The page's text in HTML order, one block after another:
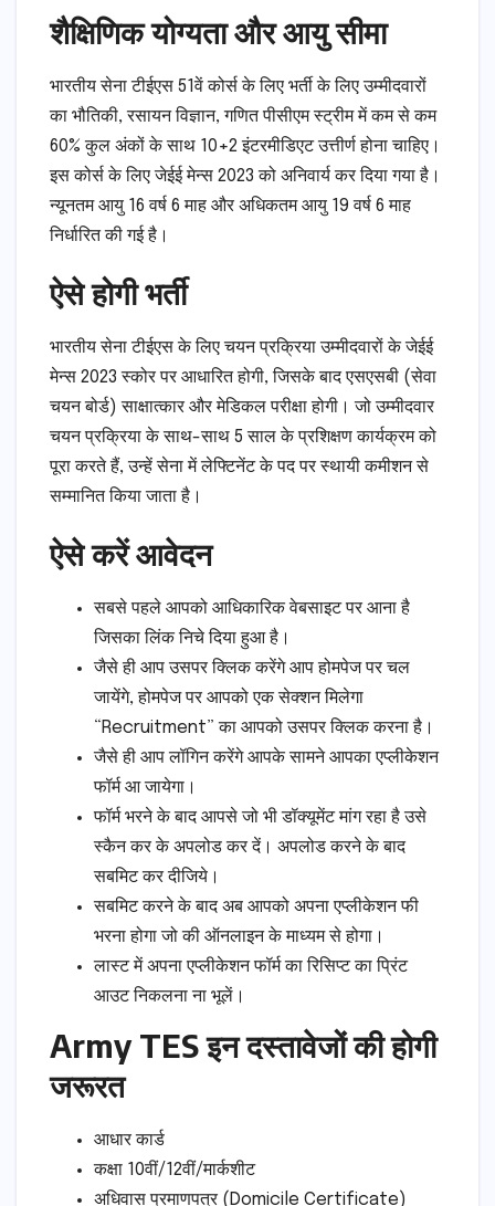
शैक्षिणिक योग्यता और आयु सीमा
भारतीय सेना टीईएस 51वें कोर्स के लिए भर्ती के लिए उम्मीदवारों
का भौतिकी, रसायन विज्ञान, गणित पीसीएम स्ट्रीम में कम से कम
60% कुल अंकों के साथ 10+2 इंटरमीडिएट उत्तीर्ण होना चाहिए।
इस कोर्स के लिए जेईई मेन्स 2023 को अनिवार्य कर दिया गया है।
न्यूनतम आयु 16 वर्ष 6 माह और अधिकतम आयु 19 वर्ष 6 माह
निर्धारित की गई है।
ऐसे होगी भर्ती
भारतीय सेना टीईएस के लिए चयन प्रक्रिया उम्मीदवारों के जेईई
मेन्स 2023 स्कोर पर आधारित होगी, जिसके बाद एसएसबी (सेवा
चयन बोर्ड) साक्षात्कार और मेडिकल परीक्षा होगी। जो उम्मीदवार
चयन प्रक्रिया के साथ-साथ 5 साल के प्रशिक्षण कार्यक्रम को
पूरा करते हैं, उन्हें सेना में लेफ्टिनेंट के पद पर स्थायी कमीशन से
सम्मानित किया जाता है।
ऐसे करें आवेदन
सबसे पहले आपको आधिकारिक वेबसाइट पर आना है
जिसका लिंक निचे दिया हुआ है।
जैसे ही आप उसपर क्लिक करेंगे आप होमपेज पर चल
जायेंगे, होमपेज पर आपको एक सेक्शन मिलेगा
“Recruitment” का आपको उसपर क्लिक करना है।
जैसे ही आप लॉगिन करेंगे आपके सामने आपका एप्लीकेशन
फॉर्म आ जायेगा।
फॉर्म भरने के बाद आपसे जो भी डॉक्यूमेंट मांग रहा है उसे
स्कैन कर के अपलोड कर दें। अपलोड करने के बाद
सबमिट कर दीजिये।
सबमिट करने के बाद अब आपको अपना एप्लीकेशन फी
भरना होगा जो की ऑनलाइन के माध्यम से होगा।
लास्ट में अपना एप्लीकेशन फॉर्म का रिसिप्ट का प्रिंट
आउट निकलना ना भूलें।
Army TES इन दस्तावेजों की होगी
जरूरत
आधार कार्ड
कक्षा 10वीं/12वीं/मार्कशीट
अधिवास प्रमाणपत्र (Domicile Certificate)